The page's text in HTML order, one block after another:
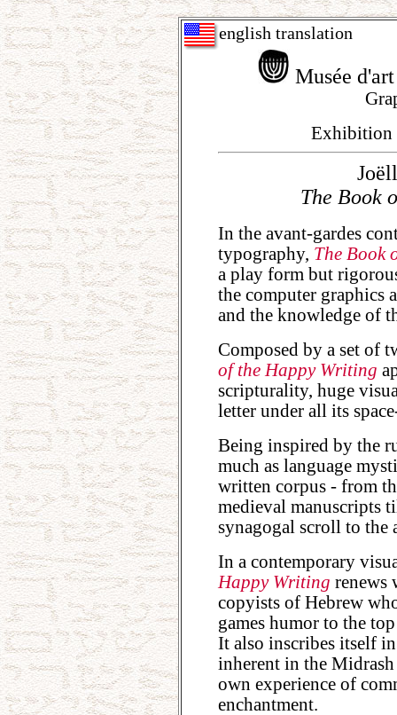
english translation
Musée
Exhibition
The Book
In the avant-gardes
typography, The Book
a play form but
the computer graphics
and the knowledge of
Composed by a set of
of the Happy Writing
scripturality, huge
letter under all its
Being inspired by the
much as language
written corpus - from
medieval manuscripts
synagogal scroll to the
In a contemporary
Happy Writing renews
copyists of Hebrew
games humor to the
It also inscribes itself
inherent in the
own experience of
enchantment.